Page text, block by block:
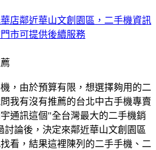
店鄰近華山文創園區，二手機資訊
市可提供後續服務
，由於預算有限，想選擇夠用的二
我有沒有推薦的台北中古手機專賣
通訊這個"全台灣最大的二手機銷
論後，決定來鄰近華山文創園區
看，結果這裡陳列的二手手機、二